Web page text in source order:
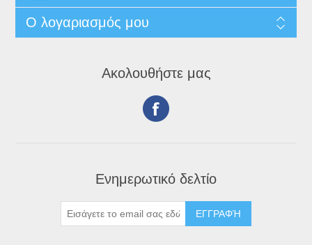
Ο λογαριασμός μου
Ακολουθήστε μας
Ενημερωτικό δελτίο